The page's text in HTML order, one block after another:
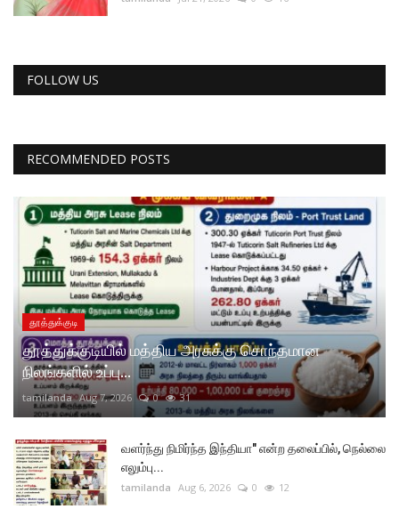
FOLLOW US
RECOMMENDED POSTS
தூத்துக்குடி
தூத்துக்குடியில் மத்திய அரசுக்கு சொந்தமான
நிலங்களில் உப்பு...
tamilanda Aug 7, 2026 0 31
வளர்ந்து நிமிர்ந்த இந்தியா" என்ற தலைப்பில், நெல்லை
எலும்பு...
tamilanda Aug 6, 2026 0 12